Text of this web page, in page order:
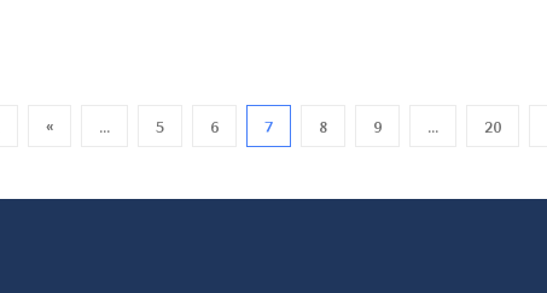
« 5 6 7 8 9 20